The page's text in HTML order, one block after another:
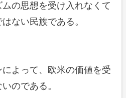
の思想を受け入れなくて
ない民族である。
よって、欧米の価値を受
のである。